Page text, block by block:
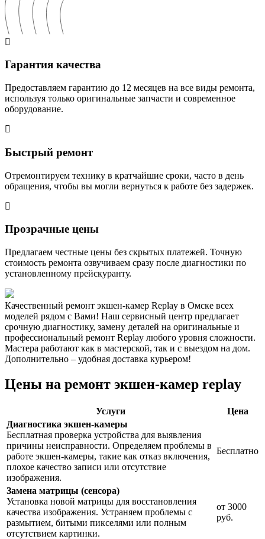
Гарантия качества
Предоставляем гарантию до 12 месяцев на все виды ремонта,
используя только оригинальные запчасти и современное
оборудование.
Быстрый ремонт
Отремонтируем технику в кратчайшие сроки, часто в день
обращения, чтобы вы могли вернуться к работе без задержек.
Прозрачные цены
Предлагаем честные цены без скрытых платежей. Точную
стоимость ремонта озвучиваем сразу после диагностики по
установленному прейскуранту.
Качественный ремонт экшен-камер Replay в Омске всех
моделей рядом с Вами! Наш сервисный центр предлагает
срочную диагностику, замену деталей на оригинальные и
профессиональный ремонт Replay любого уровня сложности.
Мастера работают как в мастерской, так и с выездом на дом.
Дополнительно – удобная доставка курьером!
Цены на ремонт экшен-камер replay
Услуги
Цена
Диагностика экшен-камеры
Бесплатная проверка устройства для выявления
причины неисправности. Определяем проблемы в
работе экшен-камеры, такие как отказ включения,
плохое качество записи или отсутствие
изображения.
Бесплатно
Замена матрицы (сенсора)
Установка новой матрицы для восстановления
качества изображения. Устраняем проблемы с
размытием, битыми пикселями или полным
отсутствием картинки.
от 3000
руб.